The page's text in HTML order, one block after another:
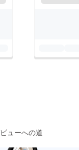
ューへの道